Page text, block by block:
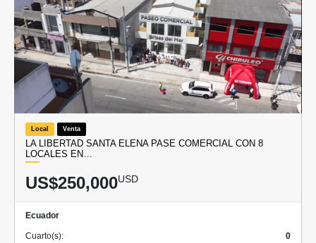
Local Venta
LA LIBERTAD SANTA ELENA PASE COMERCIAL CON 8
LOCALES EN…
US$250,000USD
Ecuador
Cuarto(s):
0